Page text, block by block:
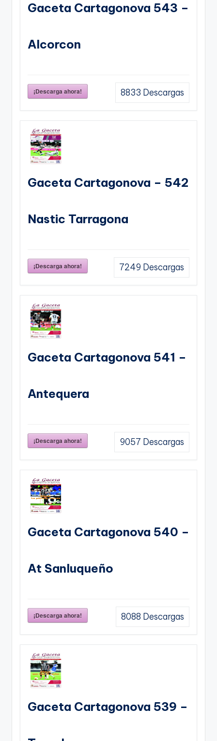
Gaceta Cartagonova 543 –
Alcorcon
¡Descarga ahora! 8833 Descargas
Gaceta Cartagonova – 542
Nastic Tarragona
¡Descarga ahora! 7249 Descargas
Gaceta Cartagonova 541 –
Antequera
¡Descarga ahora! 9057 Descargas
Gaceta Cartagonova 540 –
At Sanluqueño
¡Descarga ahora! 8088 Descargas
Gaceta Cartagonova 539 –